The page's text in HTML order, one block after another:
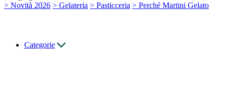
> Novità 2026 > Gelateria > Pasticceria > Perché Martini Gelato
Categorie